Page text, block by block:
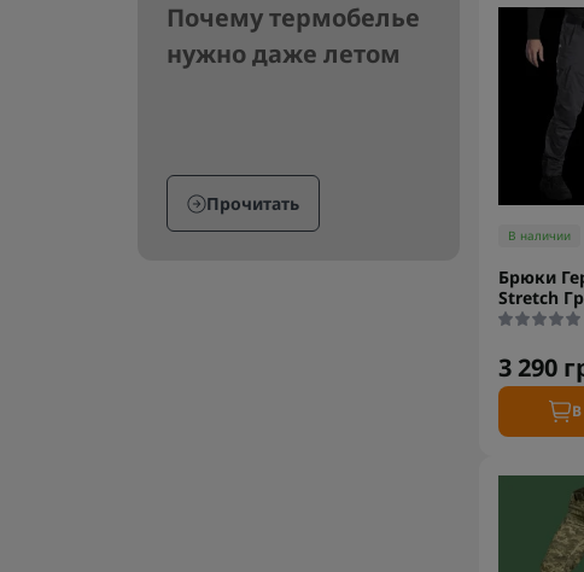
Почему термобелье
нужно даже летом
Прочитать
В наличии
Брюки
Stretch
3 290